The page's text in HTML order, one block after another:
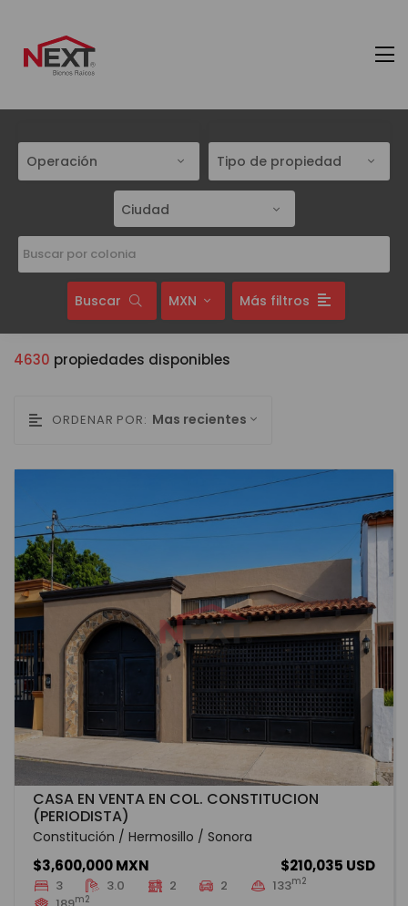
Operación Tipo de propiedad
Ciudad
Buscar MXN Más filtros
4630 propiedades disponibles
ORDENAR POR: Mas recientes
CASA EN VENTA EN COL. CONSTITUCION
(PERIODISTA)
Constitución / Hermosillo / Sonora
$3,600,000 MXN $210,035 USD
3 3.0 2 2 133m2
m2